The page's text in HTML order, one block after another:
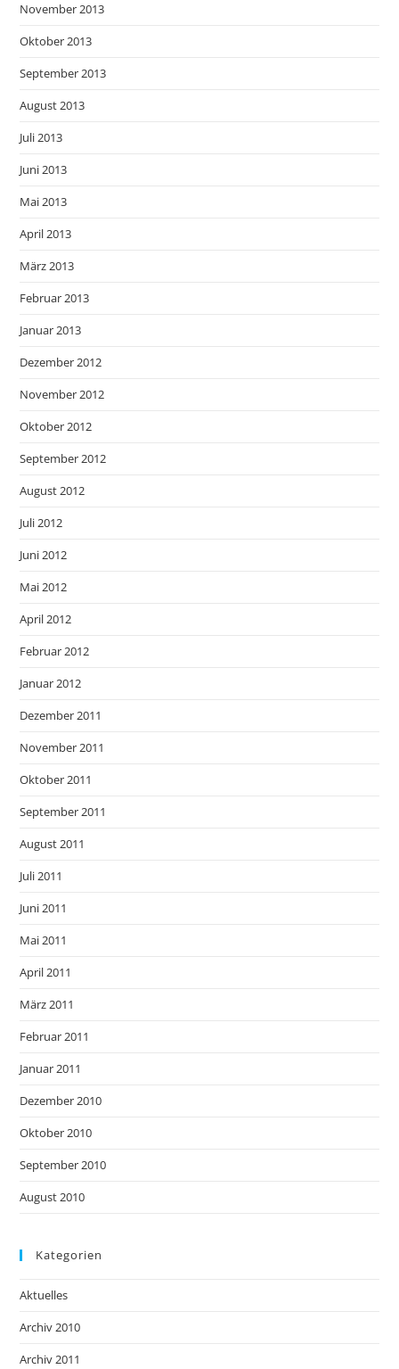
November 2013
Oktober 2013
September 2013
August 2013
Juli 2013
Juni 2013
Mai 2013
April 2013
März 2013
Februar 2013
Januar 2013
Dezember 2012
November 2012
Oktober 2012
September 2012
August 2012
Juli 2012
Juni 2012
Mai 2012
April 2012
Februar 2012
Januar 2012
Dezember 2011
November 2011
Oktober 2011
September 2011
August 2011
Juli 2011
Juni 2011
Mai 2011
April 2011
März 2011
Februar 2011
Januar 2011
Dezember 2010
Oktober 2010
September 2010
August 2010
Kategorien
Aktuelles
Archiv 2010
Archiv 2011